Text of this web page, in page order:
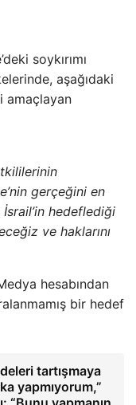
soykırımı
aşağıdaki
amaçlayan
gerçeğini en
hedeflediği
ve haklarını
hesabından
bir hedef
tartışmaya
yapmıyorum,”